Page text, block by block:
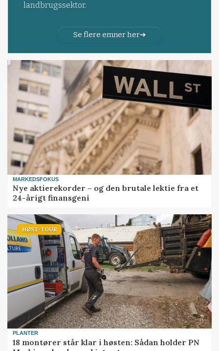
landbrugssektor.
Se flere emner her
MARKEDSFOKUS
Nye aktierekorder – og den brutale lektie fra et
24-årigt finansgeni
HØST-TOUR
PLANTER
18 montører står klar i høsten: Sådan holder PN